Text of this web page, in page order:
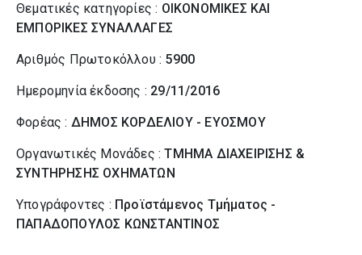
Θεματικές κατηγορίες : ΟΙΚΟΝΟΜΙΚΕΣ ΚΑΙ
ΕΜΠΟΡΙΚΕΣ ΣΥΝΑΛΛΑΓΕΣ
Αριθμός Πρωτοκόλλου : 5900
Ημερομηνία έκδοσης : 29/11/2016
Φορέας : ΔΗΜΟΣ ΚΟΡΔΕΛΙΟΥ - ΕΥΟΣΜΟΥ
Οργανωτικές Μονάδες :ΤΜΗΜΑ ΔΙΑΧΕΙΡΙΣΗΣ &
ΣΥΝΤΗΡΗΣΗΣ ΟΧΗΜΑΤΩΝ
Υπογράφοντες : Προϊστάμενος Τμήματος -
ΠΑΠΑΔΟΠΟΥΛΟΣ ΚΩΝΣΤΑΝΤΙΝΟΣ